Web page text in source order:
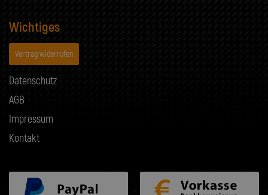
Wichtiges
Vertrag widerrufen
Datenschutz
AGB
Impressum
Kontakt